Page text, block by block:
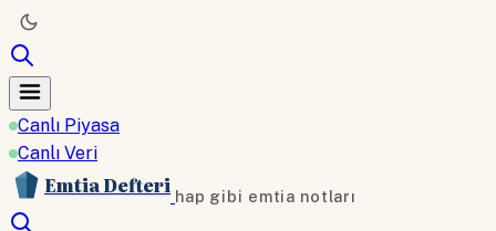
Canlı Piyasa
Canlı Veri
Emtia Defteri hap gibi emtia notları